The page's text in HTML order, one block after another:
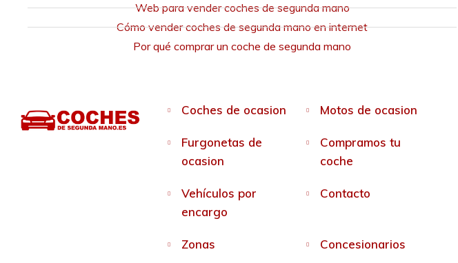
Web para vender coches de segunda mano
Cómo vender coches de segunda mano en internet
Por qué comprar un coche de segunda mano
Coches de ocasion Motos de ocasion
Furgonetas de
ocasion
Compramos tu
coche
Vehículos por
encargo
Contacto
Zonas Concesionarios